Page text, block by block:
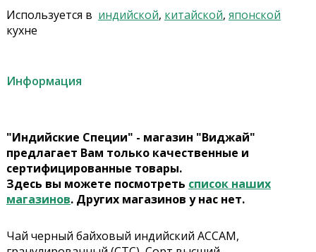
Используется в индийской, китайской, японской
кухне
Информация
"Индийские Специи" - магазин "Виджай"
предлагает Вам только качественные и
сертифицированные товары.
Здесь вы можете посмотреть список наших
магазинов. Других магазинов у нас нет.
Чай черный байховый индийский АССАМ,